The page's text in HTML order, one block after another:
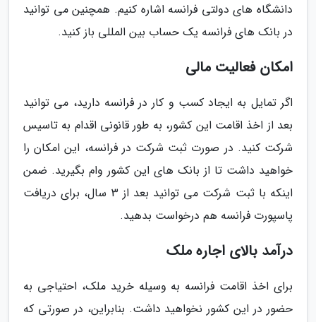
دانشگاه های دولتی فرانسه اشاره کنیم. همچنین می توانید
در بانک های فرانسه یک حساب بین المللی باز کنید.
امکان فعالیت مالی
اگر تمایل به ایجاد کسب و کار در فرانسه دارید، می توانید
بعد از اخذ اقامت این کشور، به طور قانونی اقدام به تاسیس
شرکت کنید. در صورت ثبت شرکت در فرانسه، این امکان را
خواهید داشت تا از بانک های این کشور وام بگیرید. ضمن
اینکه با ثبت شرکت می توانید بعد از 3 سال، برای دریافت
پاسپورت فرانسه هم درخواست بدهید.
درآمد بالای اجاره ملک
برای اخذ اقامت فرانسه به وسیله خرید ملک، احتیاجی به
حضور در این کشور نخواهید داشت. بنابراین، در صورتی که